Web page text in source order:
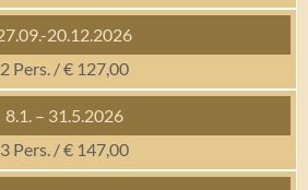
2 Pers. / € 127,00
3 Pers. / € 147,00